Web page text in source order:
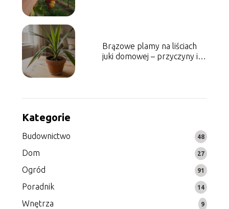
Brązowe plamy na liściach
juki domowej – przyczyny i
Kategorie
Budownictwo 48
Dom 27
Ogród 91
Poradnik 14
Wnętrza 9